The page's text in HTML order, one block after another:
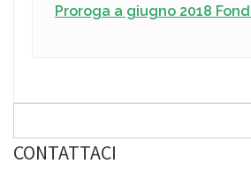
Proroga a giugno 2018
CONTATTACI